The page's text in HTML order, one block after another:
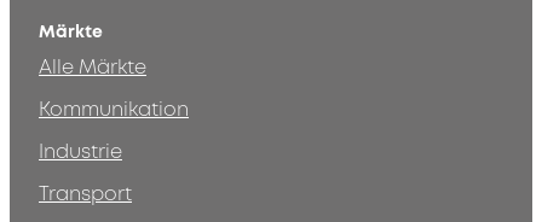
Märkte
Alle Märkte
Kommunikation
Industrie
Transport